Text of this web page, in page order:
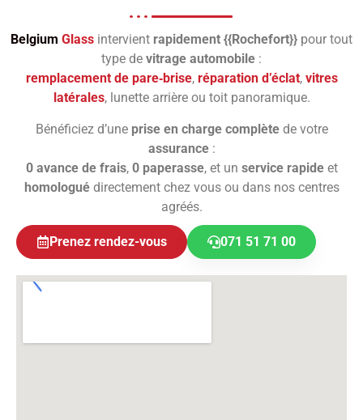
Belgium Glass intervient rapidement {{Rochefort}} pour tout
type de vitrage automobile :
remplacement de pare‑brise, réparation d’éclat, vitres
latérales, lunette arrière ou toit panoramique.
Bénéficiez d’une prise en charge complètede votre
assurance:
0 avance de frais, 0 paperasse, et un service rapideet
homologuédirectement chez vous ou dans nos centres
agréés.
Prenez rendez-vous 071 51 71 00